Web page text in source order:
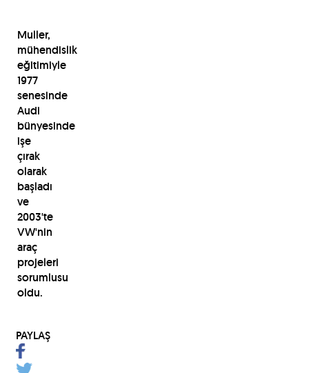
Muller,
mühendislik
eğitimiyle
1977
senesinde
Audi
bünyesinde
işe
çırak
olarak
başladı
ve
2003'te
VW'nin
araç
projeleri
sorumlusu
oldu.
PAYLAŞ